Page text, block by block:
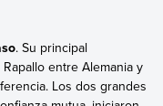
. Su principal
entre Alemania y
Los dos grandes